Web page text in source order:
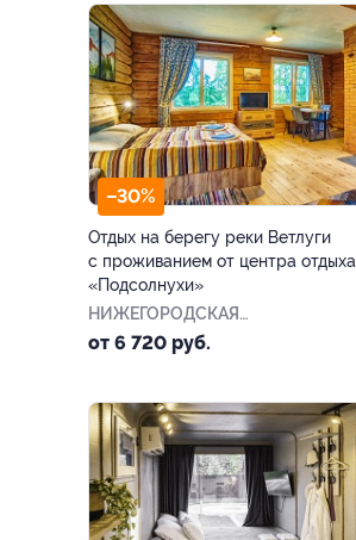
–30%
Отдых на берегу реки Ветлуги
с проживанием от центра отдыха
«Подсолнухи»
НИЖЕГОРОДСКАЯ
ОБЛАСТЬ
от 6 720 руб.